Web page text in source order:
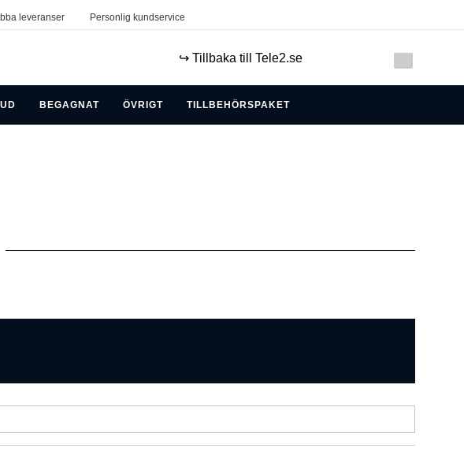
leveranser Personlig kundservice
↪️ Tillbaka till Tele2.se
BEGAGNAT ÖVRIGT TILLBEHÖRSPAKET